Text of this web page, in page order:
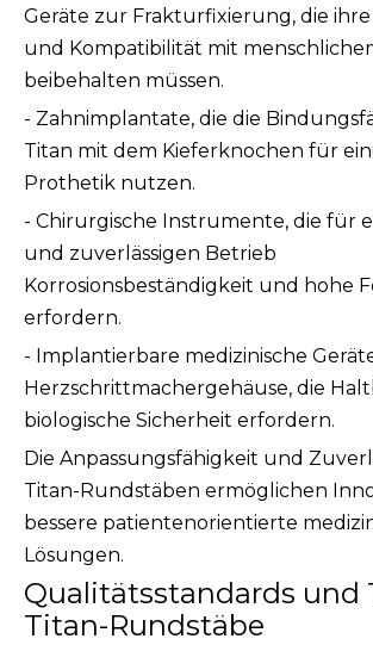
Geräte zur Frakturfixierung, die
und Kompatibilität mit
beibehalten müssen.
- Zahnimplantate, die die
Titan mit dem Kieferknochen für
Prothetik nutzen.
- Chirurgische Instrumente, die für
und zuverlässigen Betrieb
Korrosionsbeständigkeit und hohe
erfordern.
- Implantierbare medizinische
Herzschrittmachergehäuse, die
biologische Sicherheit erfordern.
Die Anpassungsfähigkeit und
Titan-Rundstäben ermöglichen
bessere patientenorientierte
Lösungen.
Qualitätsstandards und
Titan-Rundstäbe